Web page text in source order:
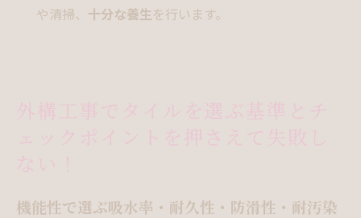
や清掃、 十分な養生を行います。
機能性で選ぶ吸水率・耐久性・防滑性・耐汚染